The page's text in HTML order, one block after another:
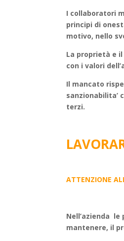
I collaboratori
principi di
motivo, nello
La proprietà e
con i valori
Il mancato
terzi.
ATTENZIONE
Nell’azienda
mantenere, il